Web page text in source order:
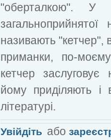
"оберталкою".
називають "кетчер",
приманки, по-
кетчер заслуговує
йому приділяють і
літературі.
Увійдіть або